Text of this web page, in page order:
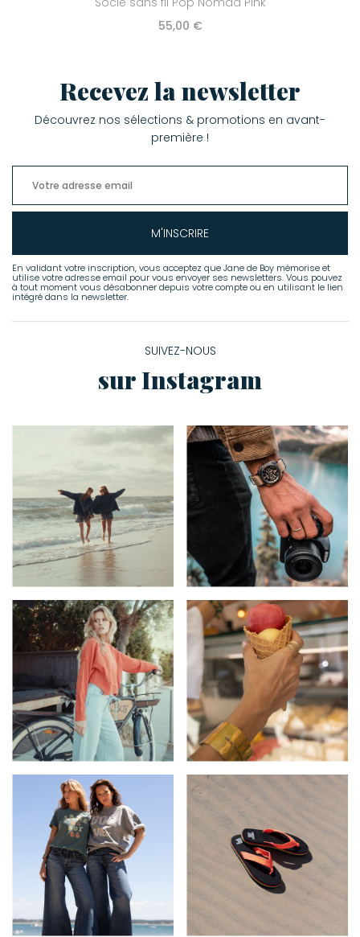
55,00 €
Recevez la newsletter
Découvrez nos sélections & promotions en avant-
première !
M'INSCRIRE
En validant votre inscription, vous acceptez que Jane de Boy mémorise et
utilise votre adresse email pour vous envoyer ses newsletters. Vous pouvez
à tout moment vous désabonner depuis votre compte ou en utilisant le lien
intégré dans la newsletter.
SUIVEZ-NOUS
sur Instagram